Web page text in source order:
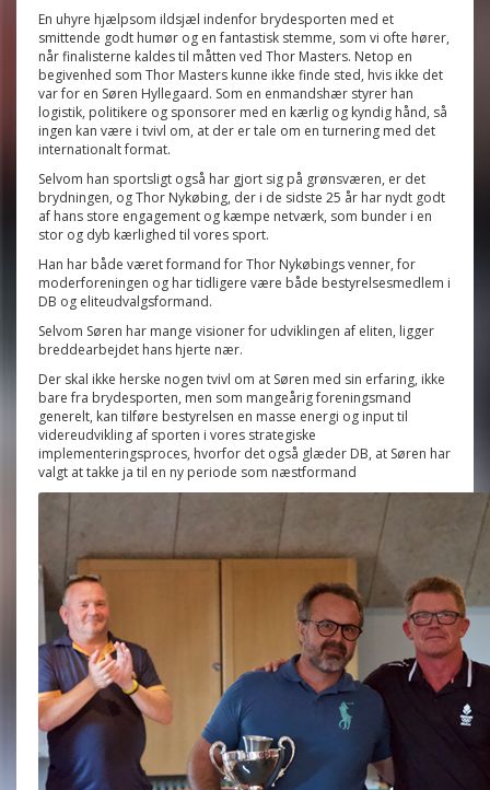
En uhyre hjælpsom ildsjæl indenfor brydesporten med et
smittende godt humør og en fantastisk stemme, som vi ofte hører,
når finalisterne kaldes til måtten ved Thor Masters. Netop en
begivenhed som Thor Masters kunne ikke finde sted, hvis ikke det
var for en Søren Hyllegaard. Som en enmandshær styrer han
logistik, politikere og sponsorer med en kærlig og kyndig hånd, så
ingen kan være i tvivl om, at der er tale om en turnering med det
internationalt format.
Selvom han sportsligt også har gjort sig på grønsværen, er det
brydningen, og Thor Nykøbing, der i de sidste 25 år har nydt godt
af hans store engagement og kæmpe netværk, som bunder i en
stor og dyb kærlighed til vores sport.
Han har både været formand for Thor Nykøbings venner, for
moderforeningen og har tidligere være både bestyrelsesmedlem i
DB og eliteudvalgsformand.
Selvom Søren har mange visioner for udviklingen af eliten, ligger
breddearbejdet hans hjerte nær.
Der skal ikke herske nogen tvivl om at Søren med sin erfaring, ikke
bare fra brydesporten, men som mangeårig foreningsmand
generelt, kan tilføre bestyrelsen en masse energi og input til
videreudvikling af sporten i vores strategiske
implementeringsproces, hvorfor det også glæder DB, at Søren har
valgt at takke ja til en ny periode som næstformand